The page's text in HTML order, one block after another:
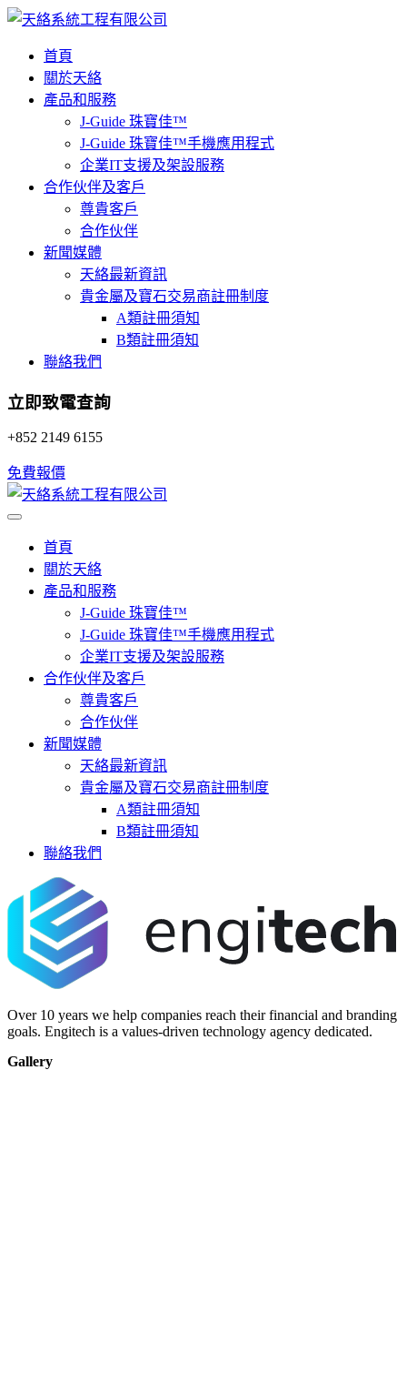
首頁
關於天絡
產品和服務
J-Guide 珠寶佳™
J-Guide 珠寶佳™手機應用程式
企業IT支援及架設服務
合作伙伴及客戶
尊貴客戶
合作伙伴
新聞媒體
天絡最新資訊
貴金屬及寶石交易商註冊制度
A類註冊須知
B類註冊須知
聯絡我們
立即致電查詢
+852 2149 6155
免費報價
首頁
關於天絡
產品和服務
J-Guide 珠寶佳™
J-Guide 珠寶佳™手機應用程式
企業IT支援及架設服務
合作伙伴及客戶
尊貴客戶
合作伙伴
新聞媒體
天絡最新資訊
貴金屬及寶石交易商註冊制度
A類註冊須知
B類註冊須知
聯絡我們
Over 10 years we help companies reach their financial and branding
goals. Engitech is a values-driven technology agency dedicated.
Gallery